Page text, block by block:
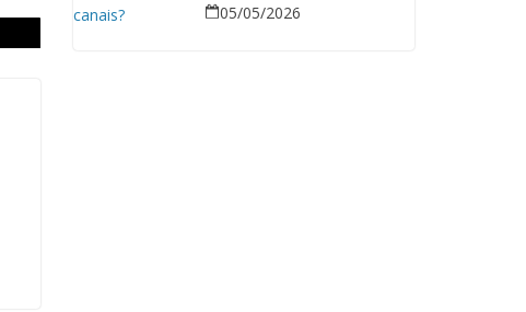
05/05/2026